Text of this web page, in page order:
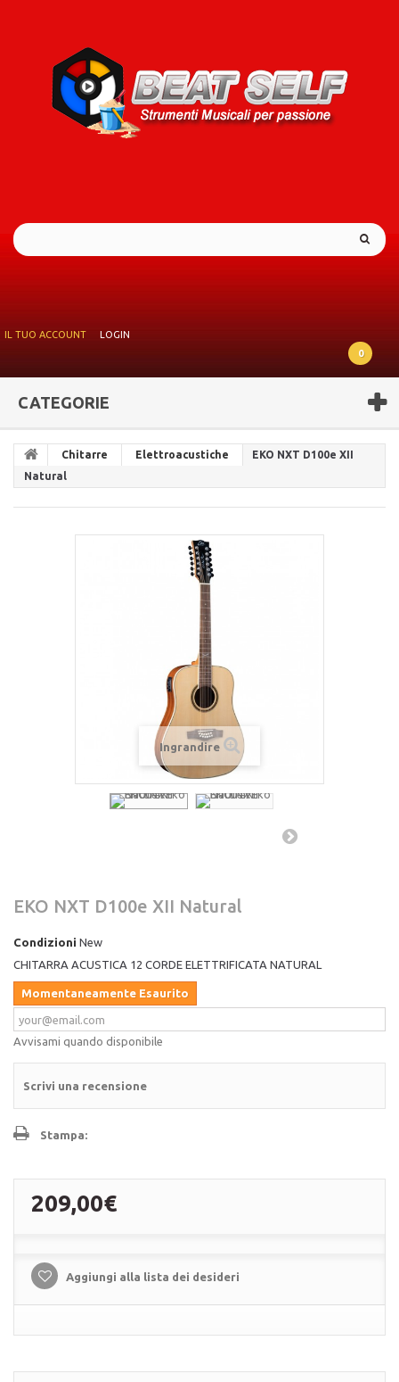
IL TUO ACCOUNT
LOGIN
0
CATEGORIE
Chitarre Elettroacustiche
EKO NXT D100e XII
Natural
Ingrandire
EKO NXT D100e XII Natural
Condizioni New
CHITARRA ACUSTICA 12 CORDE ELETTRIFICATA NATURAL
Momentaneamente Esaurito
Avvisami quando disponibile
Scrivi una recensione
Stampa:
209,00€
Aggiungi alla lista dei desideri